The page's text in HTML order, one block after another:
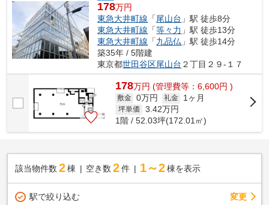
178万円
東急大井町線 「尾山台 」駅 徒歩8分
東急大井町線 「等々力 」駅 徒歩13分
東急大井町線 「九品仏 」駅 徒歩14分
築35年 / 5階建
東京都世田谷区尾山台 ２丁目２９-１７
178万円 (管理費等：6,600円 )
敷金 0万円 礼金 1ヶ月
坪単価 3.42万円
1階 / 52.03坪(172.01㎡)
該当物件数 2棟 空き数 2 件 1～2 棟を表示
駅で絞り込む 変更